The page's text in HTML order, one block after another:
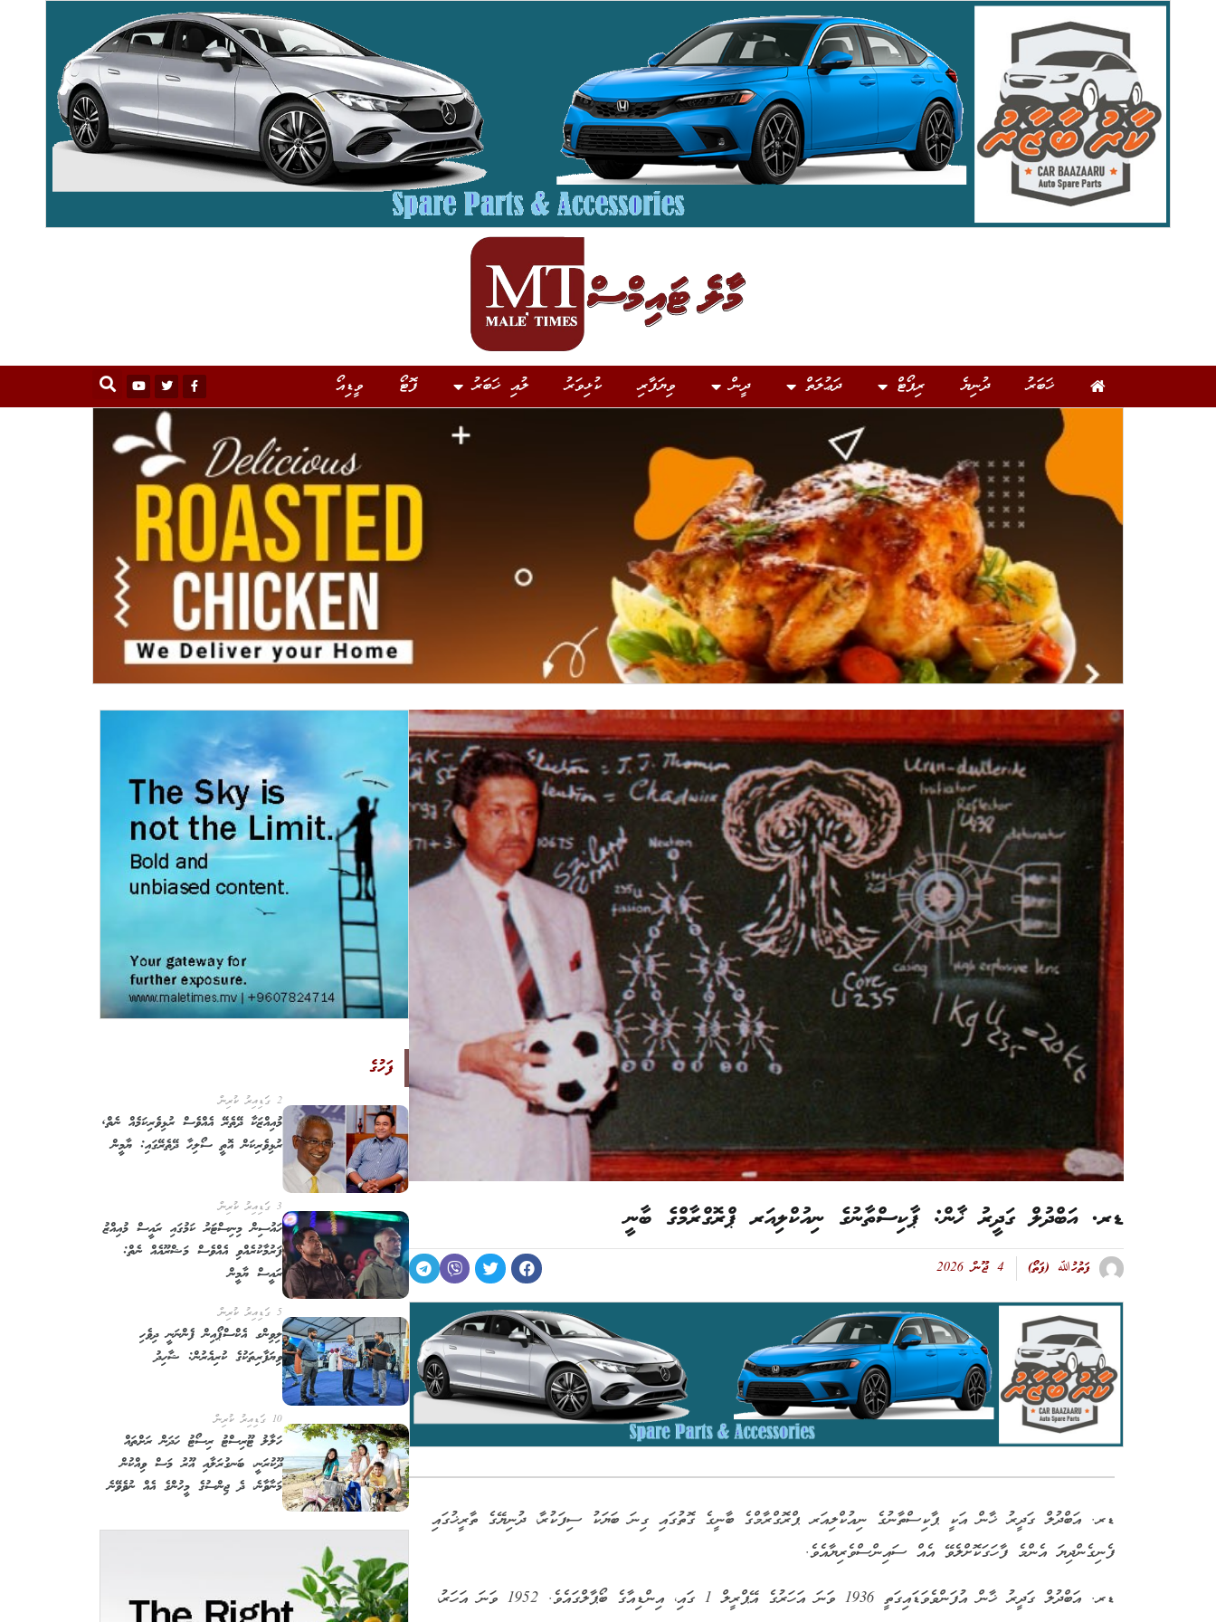
ޚަބަރު ދުނިޔެ ރިޕޯޓް ދަޢުލަތް ދީން ވިޔަފާރި ކުޅިވަރު ލުއި ޚަބަރު ފޮޓޯ ވީޑިއޯ
ޑރ. އަބްދުލް ގަދީރު ޚާން: ޕާކިސްތާނުގެ ނިއުކްލިއަރ ޕްރޮގްރާމްގެ ބާނީ
ފަތުހުﷲ (ފަތޯ) 4 ޖޫން 2026
ޑރ. އަބްދުލް ގަދީރު ޚާން އަކީ ޕާކިސްތާނުގެ ނިއުކްލިއަރ ޕްރޮގްރާމްގެ ބާނީގެ ގޮތުގައި ގިނަ ބަޔަކު ސިފަކުރާ، ދުނިޔޭގެ ތާރީޚުގައި
ފެނިގެންދިޔަ އެންމެ ފާހަގަކޮށްލެވޭ އެއް ސައިންސްވެރިޔާއެވެ.
ޑރ. އަބްދުލް ގަދީރު ޚާން އުފަންވެވަޑައިގަތީ 1936 ވަނަ އަހަރުގެ އޭޕްރީލް 1 ގައި، އިންޑިއާގެ ބޯޕާލްގައެވެ. 1952 ވަނަ އަހަރު،
ފަހުގެ
2 ގަޑިއިރު ކުރިން
މުއިއްޒަކާ ދޭތެރޭ އެއްވެސް ރުޅިވެރިކަމެއް ނެތް,
ރުޅިވެރިކަން އޮތީ ސޯލިހާ ދޭތެރޭގައި: ޔާމީން
3 ގަޑިއިރު ކުރިން
ހައުސިން މިނިސްޓަރު ކަމުގައި ރައީސް މުއިއްޒު
ފަރުމާކުރެއްވި އެއްވެސް މަޝްރޫއެއް ނެތް:
ރައީސް ޔާމީން
5 ގަޑިއިރު ކުރިން
ލިވިންގ އެކްސްޕޯއިން ފެންނަނީ ދިވެހި
ވިޔަފާރިތަކުގެ ކުރިއެރުން: ޝާހިދު
10 ގަޑިއިރު ކުރިން
ހަލާލު ޓޫރިސްޓު ރިސޯޓު ހަދަން ރަށްތައް
ދޫކުރަނީ، ބަނގުރަލާއި އޫރު މަސް ވިއްކުން
މަނާވާނެ، ދެ ޖިންސުގެ މީހުންގެ އެއް ނުވެވޭނެ